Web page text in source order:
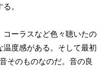
。
ーラスなど色々聴いたの
度感がある。そして最初
そのものなのだ。音の良